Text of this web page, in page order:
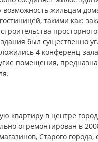
жильцам
такими как:
был существенно
4 конференц-
помещения,
квартиру в центре
отремонтирован в
Старого города,